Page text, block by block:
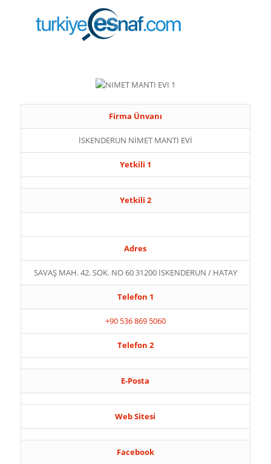
Firma Ünvanı
İSKENDERUN NİMET MANTI EVİ
Yetkili 1
Yetkili 2
Adres
SAVAŞ MAH. 42. SOK. NO 60 31200 İSKENDERUN / HATAY
Telefon 1
+90 536 869 5060
Telefon 2
E-Posta
Web Sitesi
Facebook